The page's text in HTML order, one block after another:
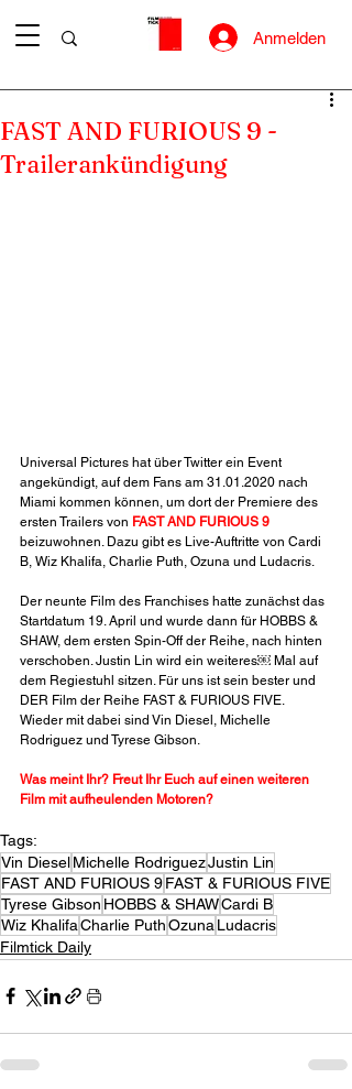
Anmelden
FAST AND FURIOUS 9 -
Trailerankündigung
Universal Pictures hat über Twitter ein Event
angekündigt, auf dem Fans am 31.01.2020 nach
Miami kommen können, um dort der Premiere des
ersten Trailers von FAST AND FURIOUS 9
beizuwohnen. Dazu gibt es Live-Auftritte von Cardi
B, Wiz Khalifa, Charlie Puth, Ozuna und Ludacris.
Der neunte Film des Franchises hatte zunächst das
Startdatum 19. April und wurde dann für HOBBS &
SHAW, dem ersten Spin-Off der Reihe, nach hinten
verschoben. Justin Lin wird ein weiteres￼ Mal auf
dem Regiestuhl sitzen. Für uns ist sein bester und
DER Film der Reihe FAST & FURIOUS FIVE.
Wieder mit dabei sind Vin Diesel, Michelle
Rodriguez und Tyrese Gibson.
Was meint Ihr? Freut Ihr Euch auf einen weiteren
Film mit aufheulenden Motoren?
Tags:
Vin DieselMichelle RodriguezJustin Lin
FAST AND FURIOUS 9FAST & FURIOUS FIVE
Tyrese Gibson HOBBS & SHAWCardi B
Wiz KhalifaCharlie PuthOzuna Ludacris
Filmtick Daily